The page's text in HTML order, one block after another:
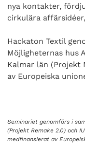
nya kontakter,
cirkulära
Hackaton Textil
Möjligheternas hus
Kalmar län (Projekt
av Europeiska
Seminariet genomförs i
(Projekt Remake 2.0) och
medfinansierat av